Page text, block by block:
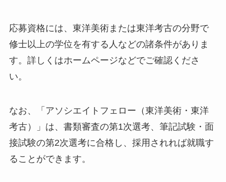
応募資格には、東洋美術または東洋考古の分野で
修士以上の学位を有する人などの諸条件がありま
す。詳しくはホームページなどでご確認くださ
い。
なお、「アソシエイトフェロー（東洋美術・東洋
考古）」は、書類審査の第1次選考、筆記試験・面
接試験の第2次選考に合格し、採用されれば就職す
ることができます。